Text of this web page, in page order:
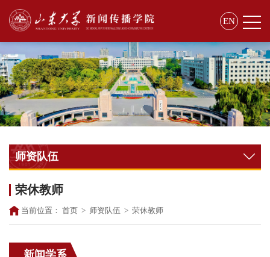
EN
师资队伍
荣休教师
当前位置： 首页 > 师资队伍 > 荣休教师
新闻学系